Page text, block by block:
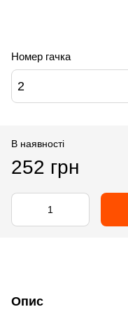
Номер гачка
2
В наявності
252 грн
Опис